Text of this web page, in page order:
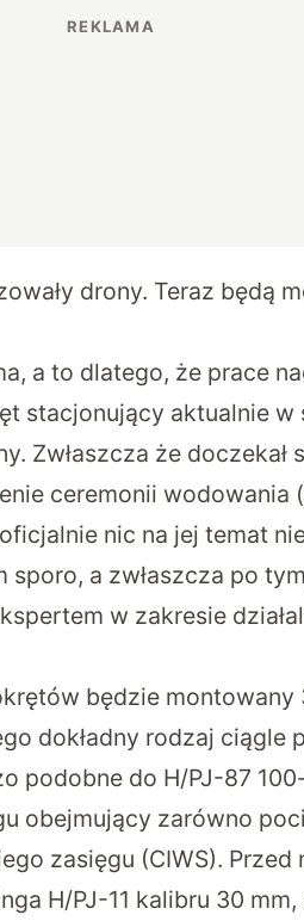
drony. Teraz będą
a to dlatego, że prace
stacjonujący aktualnie w
Zwłaszcza że doczekał
ceremonii wodowania
nic na jej temat
sporo, a zwłaszcza po
w zakresie
będzie
dokładny rodzaj ciągle
podobne do H/PJ-87
obejmujący zarówno
zasięgu (CIWS). Przed
H/PJ-11 kalibru 30